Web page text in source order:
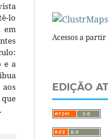
lo
em
e a
Acessos a
EDIÇÃO